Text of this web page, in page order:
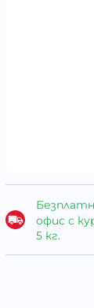
офис с
5 кг.